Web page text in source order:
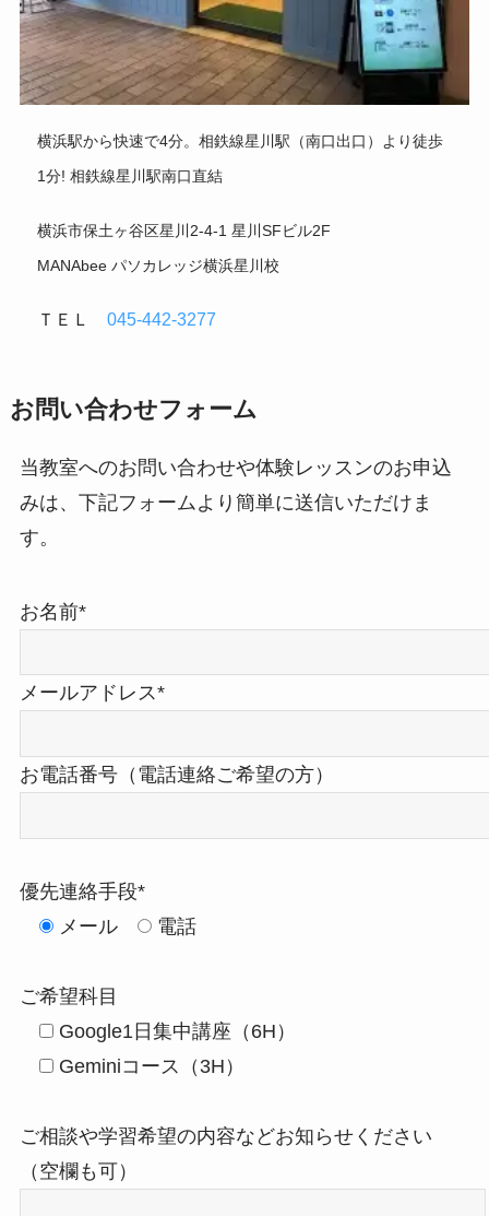
横浜駅から快速で4分。相鉄線星川駅（南口出口）より徒歩
1分! 相鉄線星川駅南口直結
横浜市保土ヶ谷区星川2-4-1 星川SFビル2F
MANAbee パソカレッジ横浜星川校
ＴＥＬ045-442-3277
お問い合わせフォーム
当教室へのお問い合わせや体験レッスンのお申込
みは、下記フォームより簡単に送信いただけま
す。
お名前*
メールアドレス*
お電話番号（電話連絡ご希望の方）
優先連絡手段*
メール
電話
ご希望科目
Google1日集中講座（6H）
Geminiコース（3H）
ご相談や学習希望の内容などお知らせください
（空欄も可）